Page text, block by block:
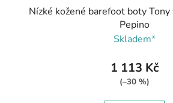
Nízké kožené barefoot boty
Pepino
Skladem*
1 113 Kč
(–30 %)